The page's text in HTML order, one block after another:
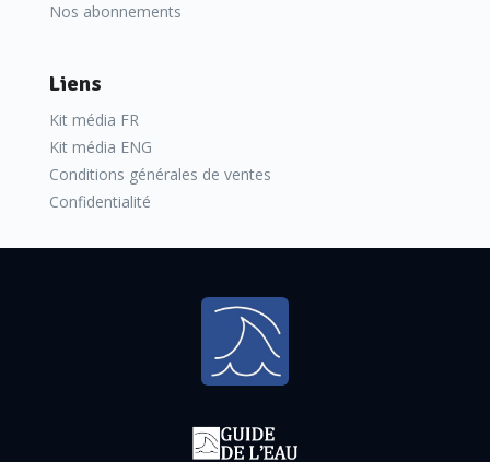
Nos abonnements
Liens
Kit média FR
Kit média ENG
Conditions générales de ventes
Confidentialité